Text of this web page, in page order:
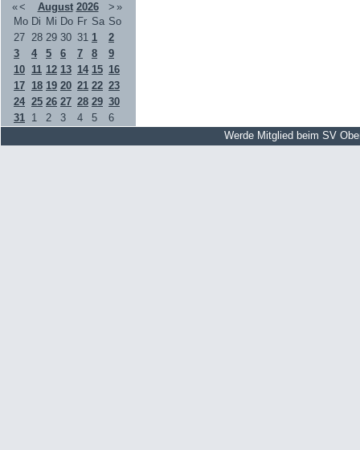
«< August 2026 > »
Mo Di Mi Do Fr Sa So
27 28 29 30 31 1
2
3
4 5 6 7 8
9
10 11 12 13 14 15 16
17 18 19 20 21 22 23
24 25 26 27 28 29 30
31 1 2 3 4 5 6
Werde Mitglied beim SV